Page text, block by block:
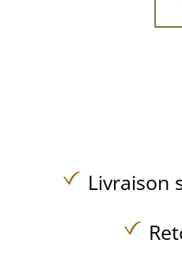
Livraison